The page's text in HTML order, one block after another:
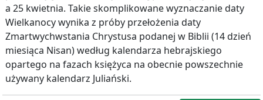
a 25 kwietnia. Takie skomplikowane wyznaczanie daty
Wielkanocy wynika z próby przełożenia daty
Zmartwychwstania Chrystusa podanej w Biblii (14 dzień
miesiąca Nisan) według kalendarza hebrajskiego
opartego na fazach księżyca na obecnie powszechnie
używany kalendarz Juliański.